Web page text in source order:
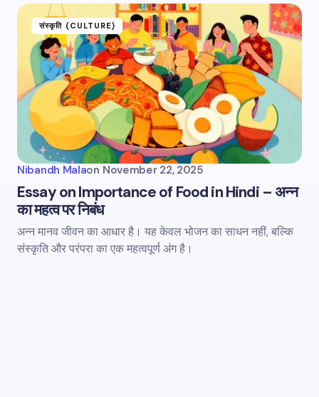
संस्कृति (CULTURE)
Nibandh Malaon November 22, 2025
Essay on Importance of Food in Hindi – अन्न
का महत्व पर निबंध
अन्न मानव जीवन का आधार है। यह केवल भोजन का साधन नहीं, बल्कि
संस्कृति और परंपरा का एक महत्वपूर्ण अंग है।